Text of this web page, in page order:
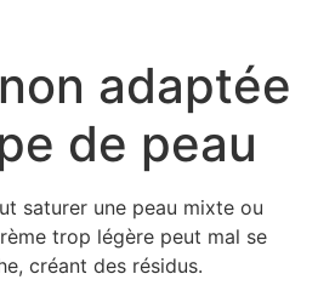
adaptée
de peau
saturer une peau mixte ou
trop légère peut mal se
créant des résidus.